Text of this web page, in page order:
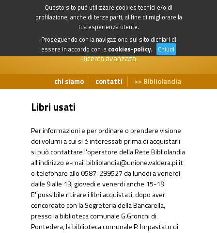
Questo sito può utilizzare cookies tecnici e/o di
profilazione, anche di terze parti, al fine di migliorare la
tua esperienza utente.
Proseguendo con la navigazione sul sito dichiari di
essere in accordo con la cookies-policy. Chiudi
Ricerca avanzata
chi siamo contatti Bibliolandia
Libri usati
Per informazioni e per ordinare o prendere visione
dei volumi a cui si è interessati prima di acquistarli
si può contattare l'operatore della Rete Bibliolandia
all'indirizzo e-mailbibliolandia@unione.valdera.pi.it
o telefonare allo 0587-299527 da lunedi a venerdì
dalle 9 alle 13; giovedi e venerdi anche 15-19.
E' possibile ritirare i libri acquistati, dopo aver
concordato con la Segreteria della Bancarella,
presso la biblioteca comunale G.Gronchi di
Pontedera, la biblioteca comunale P. Impastato di